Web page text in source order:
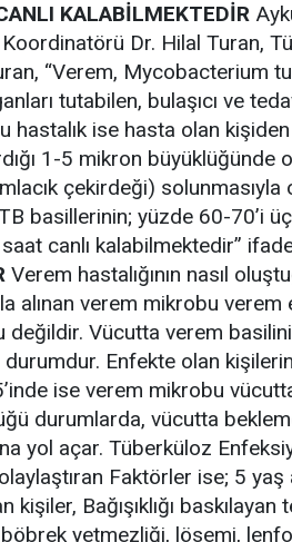
KALABİLMEKTEDİR
Dr. Hilal Turan,
“Verem, Mycobacterium
tutabilen, bulaşıcı ve
hastalık ise hasta olan
1-5 mikron
çekirdeği) solunmasıyla
basillerinin; yüzde 60-70’i
canlı kalabilmektedir”
Verem hastalığının nasıl
alınan verem mikrobu
değildir. Vücutta verem
Enfekte olan
ise verem mikrobu
durumlarda, vücutta
yol açar. Tüberküloz
Faktörler ise; 5 yaş
kişiler, Bağışıklığı
yetmezliği, lösemi,